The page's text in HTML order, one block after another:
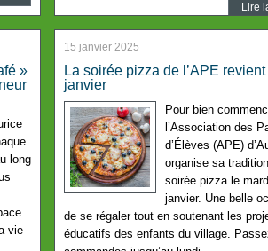
Lire
»
long
vie
15 janvier 2025
La soirée pizza de l’APE
janvier
Pour bien
l’Association des
d’Élèves (APE)
organise sa
soirée pizza le
janvier. Une belle
de se régaler tout en soutenant les
éducatifs des enfants du village.